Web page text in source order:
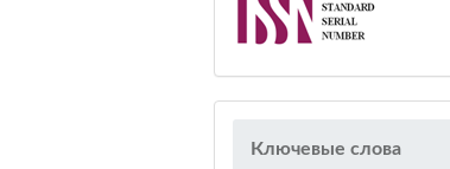
Ключевые слова